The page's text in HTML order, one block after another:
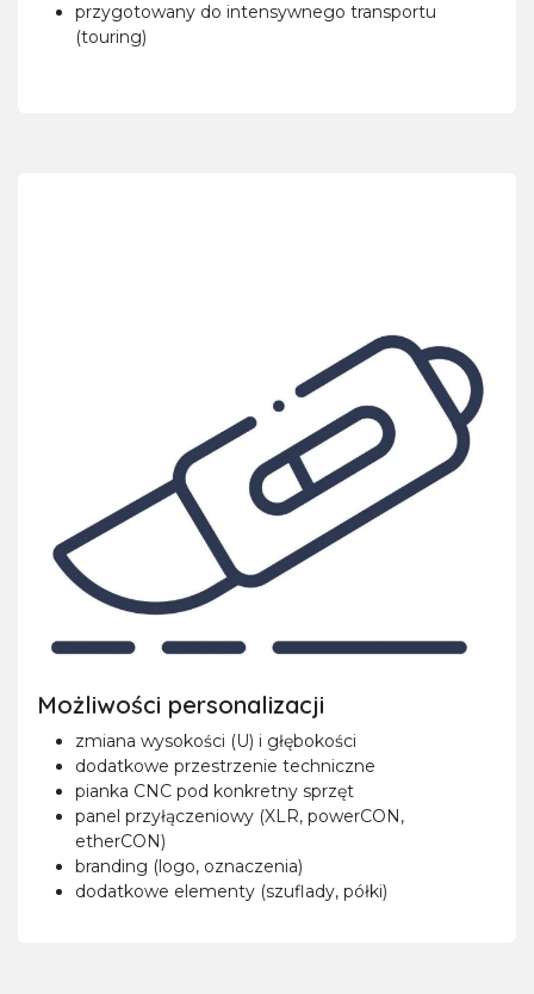
przygotowany do intensywnego transportu
(touring)
Możliwości personalizacji
zmiana wysokości (U) i głębokości
dodatkowe przestrzenie techniczne
pianka CNC pod konkretny sprzęt
panel przyłączeniowy (XLR, powerCON,
etherCON)
branding (logo, oznaczenia)
dodatkowe elementy (szuflady, półki)